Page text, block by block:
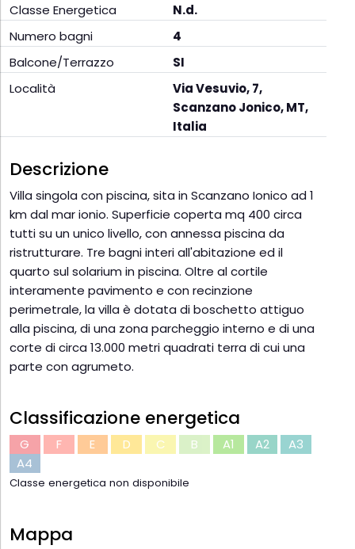
Classe Energetica
N.d.
Numero bagni
4
Balcone/Terrazzo
SI
Località
Via Vesuvio, 7,
Scanzano Jonico, MT,
Italia
Descrizione
Villa singola con piscina, sita in Scanzano Ionico ad 1
km dal mar ionio. Superficie coperta mq 400 circa
tutti su un unico livello, con annessa piscina da
ristrutturare. Tre bagni interi all'abitazione ed il
quarto sul solarium in piscina. Oltre al cortile
interamente pavimento e con recinzione
perimetrale, la villa è dotata di boschetto attiguo
alla piscina, di una zona parcheggio interno e di una
corte di circa 13.000 metri quadrati terra di cui una
parte con agrumeto.
Classificazione energetica
G F E D C B A1 A2
A3
A4
Classe energetica non disponibile
Mappa